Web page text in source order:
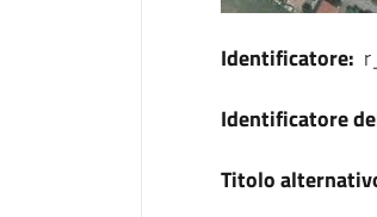
Identificatore:
Identificatore
Titolo